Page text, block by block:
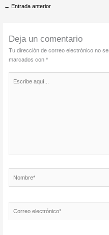
← Entrada anterior
Deja un comentario
Tu dirección de correo electrónico no
marcados con *
aquí...
electrónico*